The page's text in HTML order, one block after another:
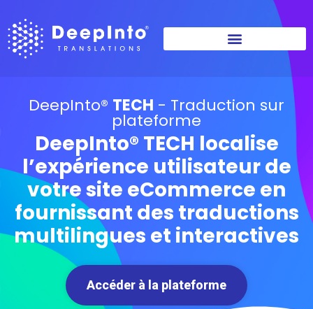
DeepInto® TECH - Traduction sur
plateforme
DeepInto® TECH localise
l’expérience utilisateur de
votre site eCommerce en
fournissant des traductions
multilingues et interactives
Accéder à la plateforme